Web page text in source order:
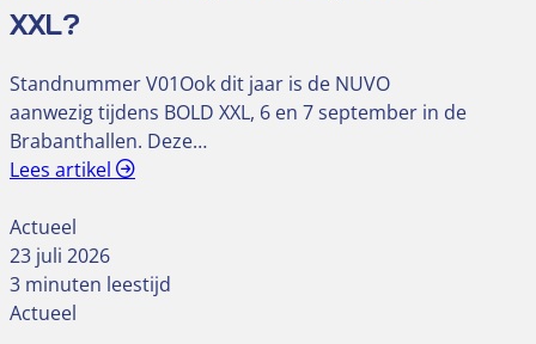
XXL?
Standnummer V01Ook dit jaar is de NUVO
aanwezig tijdens BOLD XXL, 6 en 7 september in de
Brabanthallen. Deze…
Lees artikel
Actueel
23 juli 2026
3 minuten leestijd
Actueel